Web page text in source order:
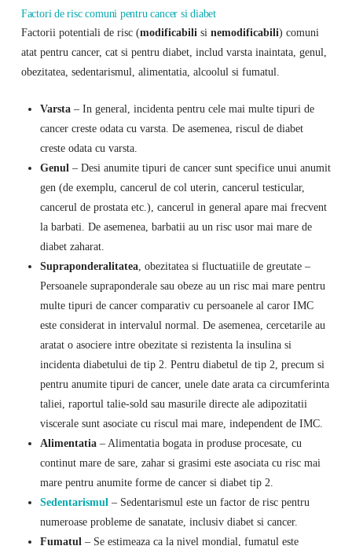
Factori de risc comuni pentru cancer si diabet
Factorii potentiali de risc (modificabilisi nemodificabili) comuni
atat pentru cancer, cat si pentru diabet, includ varsta inaintata, genul,
obezitatea, sedentarismul, alimentatia, alcoolul si fumatul.
Varsta– In general, incidenta pentru cele mai multe tipuri de
cancer creste odata cu varsta. De asemenea, riscul de diabet
creste odata cu varsta.
Genul – Desi anumite tipuri de cancer sunt specifice unui anumit
gen (de exemplu, cancerul de col uterin, cancerul testicular,
cancerul de prostata etc.), cancerul in general apare mai frecvent
la barbati. De asemenea, barbatii au un risc usor mai mare de
diabet zaharat.
Supraponderalitatea, obezitatea si fluctuatiile de greutate –
Persoanele supraponderale sau obeze au un risc mai mare pentru
multe tipuri de cancer comparativ cu persoanele al caror IMC
este considerat in intervalul normal. De asemenea, cercetarile au
aratat o asociere intre obezitate si rezistenta la insulina si
incidenta diabetului de tip 2. Pentru diabetul de tip 2, precum si
pentru anumite tipuri de cancer, unele date arata ca circumferinta
taliei, raportul talie-sold sau masurile directe ale adipozitatii
viscerale sunt asociate cu riscul mai mare, independent de IMC.
Alimentatia– Alimentatia bogata in produse procesate, cu
continut mare de sare, zahar si grasimi este asociata cu risc mai
mare pentru anumite forme de cancer si diabet tip 2.
Sedentarismul – Sedentarismul este un factor de risc pentru
numeroase probleme de sanatate, inclusiv diabet si cancer.
Fumatul – Se estimeaza ca la nivel mondial, fumatul este